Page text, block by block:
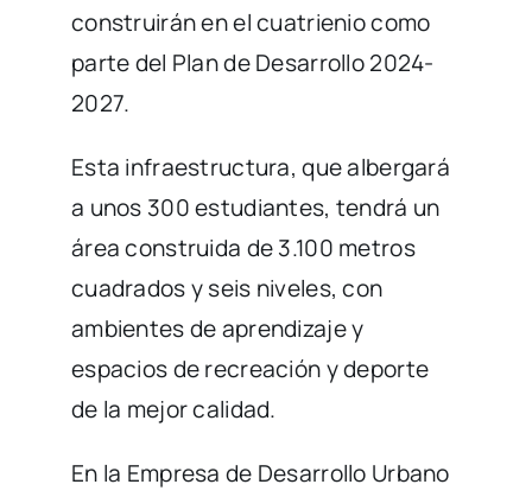
construirán en el cuatrienio como
parte del Plan de Desarrollo 2024-
2027.
Esta infraestructura, que albergará
a unos 300 estudiantes, tendrá un
área construida de 3.100 metros
cuadrados y seis niveles, con
ambientes de aprendizaje y
espacios de recreación y deporte
de la mejor calidad.
En la Empresa de Desarrollo Urbano